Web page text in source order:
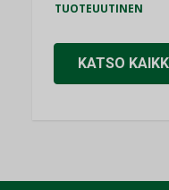
TUOTEUUTINEN
KATSO KAIKKI